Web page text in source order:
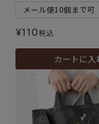
メール便10個まで可
¥110税込
カートに入